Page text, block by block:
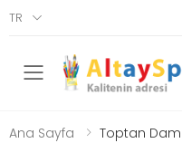
TR
Menü
Ana Sayfa Toptan